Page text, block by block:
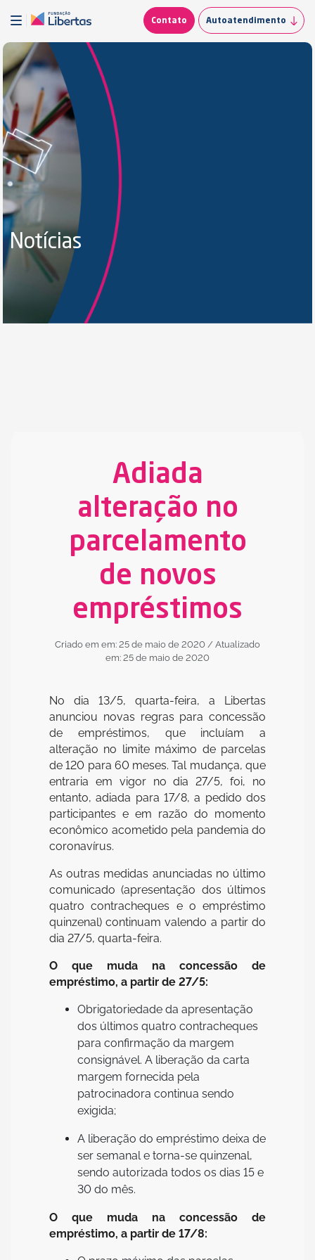
Contato Autoatendimento
Notícias
Adiada
alteração no
parcelamento
de novos
empréstimos
Criado em em: 25 de maio de 2020 / Atualizado
em: 25 de maio de 2020
No dia 13/5, quarta-feira, a Libertas
anunciou novas regras para concessão
de empréstimos, que incluíam a
alteração no limite máximo de parcelas
de 120 para 60 meses. Tal mudança, que
entraria em vigor no dia 27/5, foi, no
entanto, adiada para 17/8, a pedido dos
participantes e em razão do momento
econômico acometido pela pandemia do
coronavírus.
As outras medidas anunciadas no último
comunicado (apresentação dos últimos
quatro contracheques e o empréstimo
quinzenal) continuam valendo a partir do
dia 27/5, quarta-feira.
O que muda na concessão de
empréstimo, a partir de 27/5:
Obrigatoriedade da apresentação
dos últimos quatro contracheques
para confirmação da margem
consignável. A liberação da carta
margem fornecida pela
patrocinadora continua sendo
exigida;
A liberação do empréstimo deixa de
ser semanal e torna-se quinzenal,
sendo autorizada todos os dias 15 e
30 do mês.
O que muda na concessão de
empréstimo, a partir de 17/8: